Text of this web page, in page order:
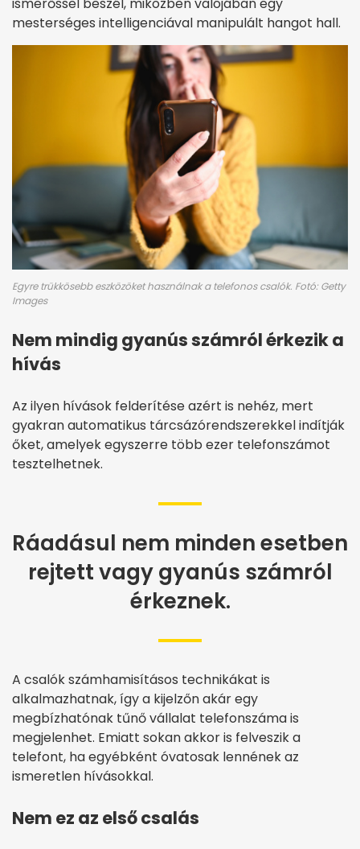
ismerőssel beszél, miközben valójában egy
mesterséges intelligenciával manipulált hangot hall.
Egyre trükkösebb eszközöket használnak a telefonos csalók. Fotó: Getty
Images
Nem mindig gyanús számról érkezik a
hívás
Az ilyen hívások felderítése azért is nehéz, mert
gyakran automatikus tárcsázórendszerekkel indítják
őket, amelyek egyszerre több ezer telefonszámot
tesztelhetnek.
Ráadásul nem minden esetben
rejtett vagy gyanús számról
érkeznek.
A csalók számhamisításos technikákat is
alkalmazhatnak, így a kijelzőn akár egy
megbízhatónak tűnő vállalat telefonszáma is
megjelenhet. Emiatt sokan akkor is felveszik a
telefont, ha egyébként óvatosak lennének az
ismeretlen hívásokkal.
Nem ez az első csalás